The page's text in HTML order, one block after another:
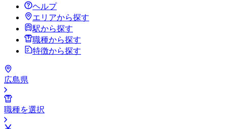
ヘルプ
エリアから探す
駅から探す
職種から探す
特徴から探す
広島県
職種を選択